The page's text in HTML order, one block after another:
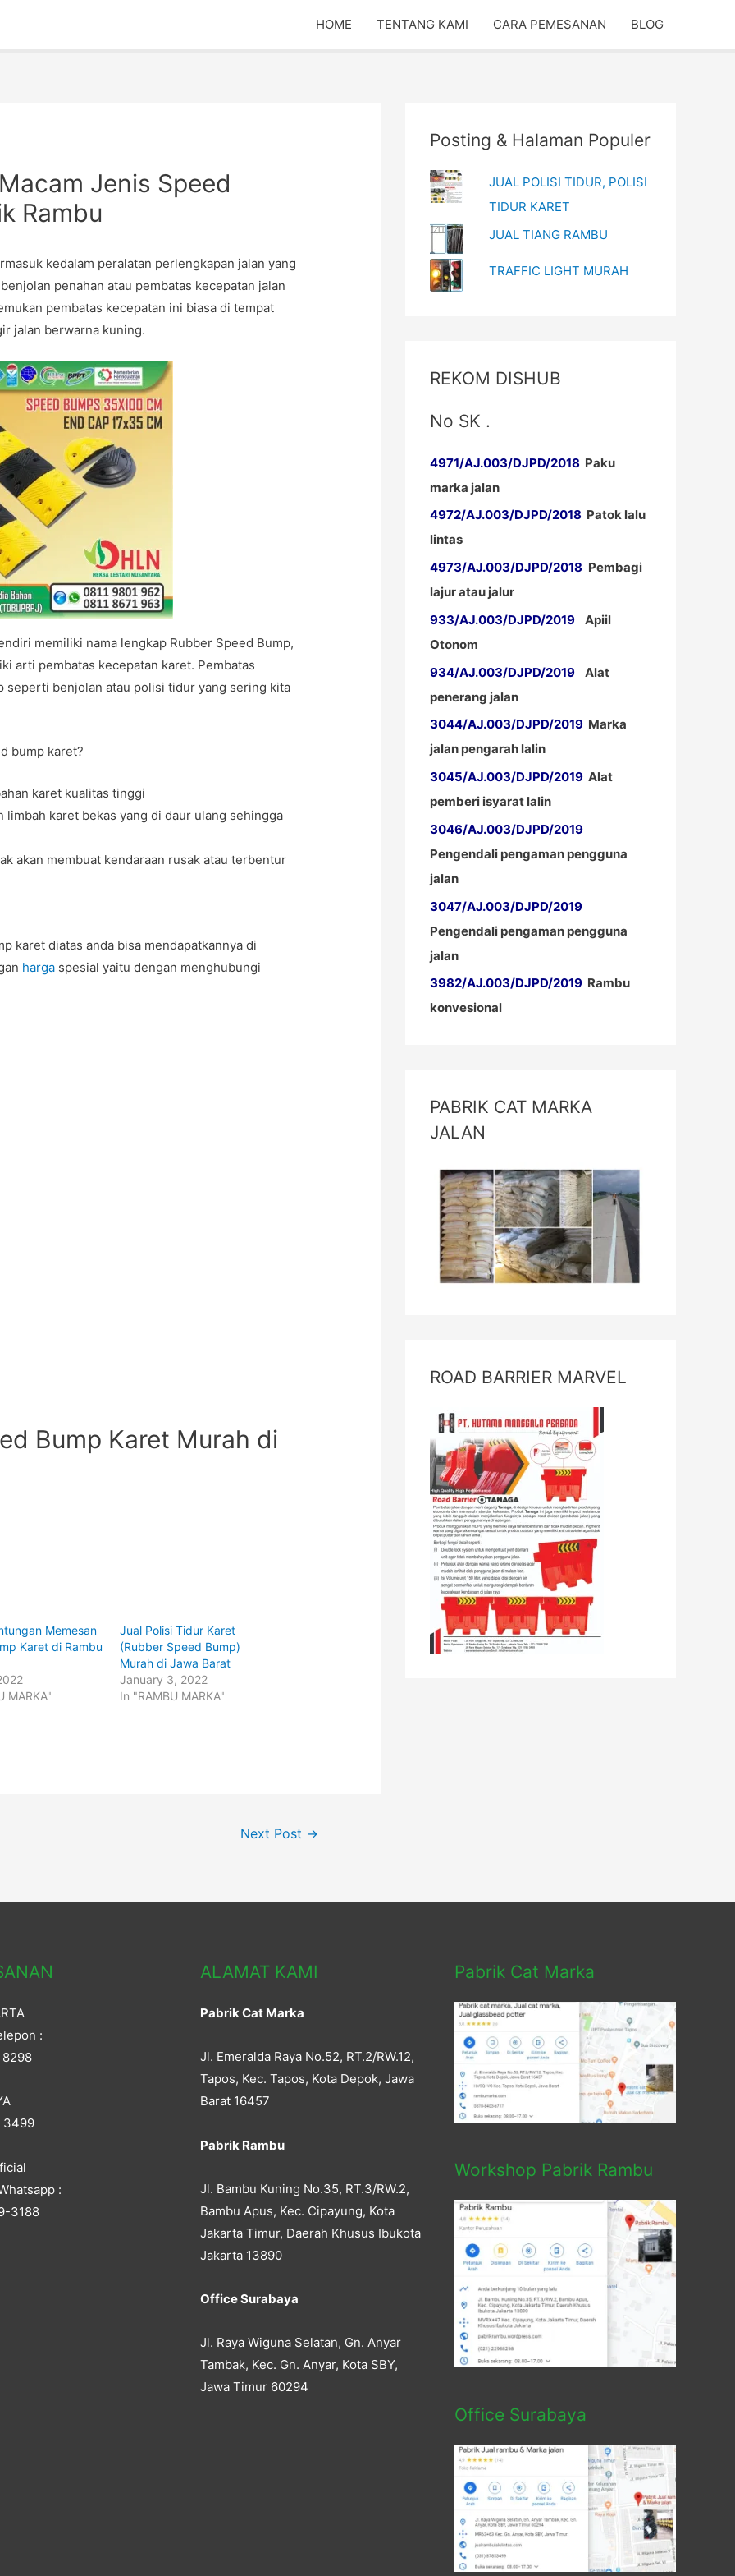
HOME TENTANG KAMI CARA PEMESANAN BLOG
Jenis Speed
Rambu
kedalam peralatan perlengkapan jalan yang
penahan atau pembatas kecepatan jalan
pembatas kecepatan ini biasa di tempat
jalan berwarna kuning.
memiliki nama lengkap Rubber Speed Bump,
arti pembatas kecepatan karet. Pembatas
seperti benjolan atau polisi tidur yang sering kita
bump karet?
karet kualitas tinggi
limbah karet bekas yang di daur ulang sehingga
akan membuat kendaraan rusak atau terbentur
karet diatas anda bisa mendapatkannya di
harga spesial yaitu dengan menghubungi
Bump Karet Murah di
Memesan
Karet di Rambu
MARKA"
Jual Polisi Tidur Karet
(Rubber Speed Bump)
Murah di Jawa Barat
January 3, 2022
In "RAMBU MARKA"
Next Post →
Posting & Halaman Populer
JUAL POLISI TIDUR, POLISI
TIDUR KARET
JUAL TIANG RAMBU
TRAFFIC LIGHT MURAH
REKOM DISHUB
No SK .
4971/AJ.003/DJPD/2018 Paku
marka jalan
4972/AJ.003/DJPD/2018 Patok lalu
lintas
4973/AJ.003/DJPD/2018 Pembagi
lajur atau jalur
933/AJ.003/DJPD/2019 Apiil
Otonom
934/AJ.003/DJPD/2019 Alat
penerang jalan
3044/AJ.003/DJPD/2019 Marka
jalan pengarah lalin
3045/AJ.003/DJPD/2019 Alat
pemberi isyarat lalin
3046/AJ.003/DJPD/2019
Pengendali pengaman pengguna
jalan
3047/AJ.003/DJPD/2019
Pengendali pengaman pengguna
jalan
3982/AJ.003/DJPD/2019 Rambu
konvesional
PABRIK CAT MARKA
JALAN
ROAD BARRIER MARVEL
:
8298
3499
:
3188
ALAMAT KAMI
Pabrik Cat Marka
Jl. Emeralda Raya No.52, RT.2/RW.12,
Tapos, Kec. Tapos, Kota Depok, Jawa
Barat 16457
Pabrik Rambu
Jl. Bambu Kuning No.35, RT.3/RW.2,
Bambu Apus, Kec. Cipayung, Kota
Jakarta Timur, Daerah Khusus Ibukota
Jakarta 13890
Office Surabaya
Jl. Raya Wiguna Selatan, Gn. Anyar
Tambak, Kec. Gn. Anyar, Kota SBY,
Jawa Timur 60294
Pabrik Cat Marka
Workshop Pabrik Rambu
Office Surabaya